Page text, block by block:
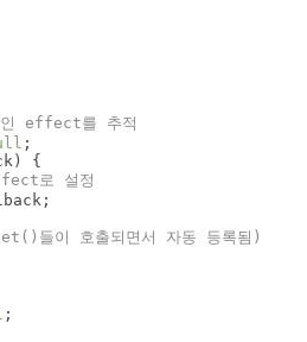
effect를 추적
)
로 설정
들이 호출되면서 자동 등록됨)